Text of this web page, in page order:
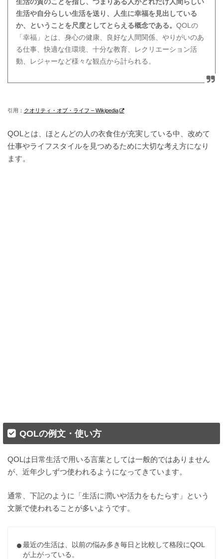
生活や自分らしい生活を送り、人生に幸福を見出している
か、ということを尺度としてとらえる概念である。QOLの
「幸福」とは、身心の健康、良好な人間関係、やりがいのあ
る仕事、快適な住環境、十分な教育、レクリエーション活
動、レジャーなど様々な観点から計られる。
引用： クオリティ・オブ・ライフ – Wikipedia
QOLとは、ほとんどの人の衣食住が充実している中、改めて
仕事やライフスタイルを見つめるために大切な考え方になり
ます。
QOLの例文・使い方
QOLは日常生活で用いる言葉としては一般的ではありません
が、近年少しずつ使われるようになってきています。
通常、下記のように「生活に潤いや活力をもたらす」という
文脈で使われることが多いようです。
最近の生活は、以前の悩み多き毎日と比較して格段にQOL
が上がっている。